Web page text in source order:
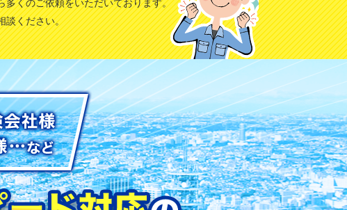
多くのご依頼をいただいております。
談ください。